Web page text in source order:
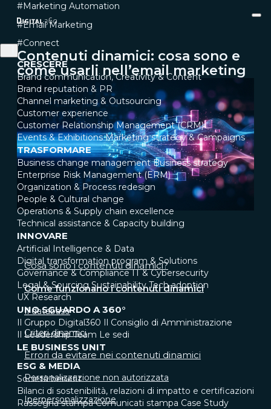
CRESCERE
Brand communication, Creativity & Content
Brand reputation & PR
Channel marketing & Outsourcing
Customer experience
Customer Relationship Management (CRM)
Events & Exhibitions Marketing strategy & Campaigns
TRASFORMARE
Business change management Business strategy
Enterprise Risk Management (ERM)
Organization & Process redesign
People & Cultural change
Operations & Supply chain excellence
Technical assistance & Capacity building
INNOVARE
Artificial Intelligence & Data
Digital transformation program & Solutions
Governance & Compliance IT & Cybersecurity
Legal & Sourcing Sustainability Tech adoption
UX Research
UNO SGUARDO A 360°
Il Gruppo Digital360 Il Consiglio di Amministrazione
Il Leadership Team Le sedi
LE BUSINESS UNIT
ESG & MEDIA
Società benefit
Bilanci di sostenibilità, relazioni di impatto e certificazioni
Rassegna stampa Comunicati stampa Case Study
#Marketing Automation
#Email Marketing
#Connect
Contenuti dinamici: cosa sono e
come usarli nell’email marketing
Cosa sono i contenuti dinamici?
Come funzionano i contenuti dinamici
Il database
Criteri dinamici
Errori da evitare nei contenuti dinamici
Personalizzazione non autorizzata
Iperpersonalizzazione